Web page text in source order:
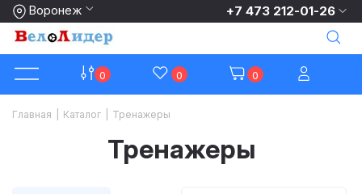
Воронеж +7 473 212-01-26
0 0 0
Главная Каталог Тренажеры
Тренажеры